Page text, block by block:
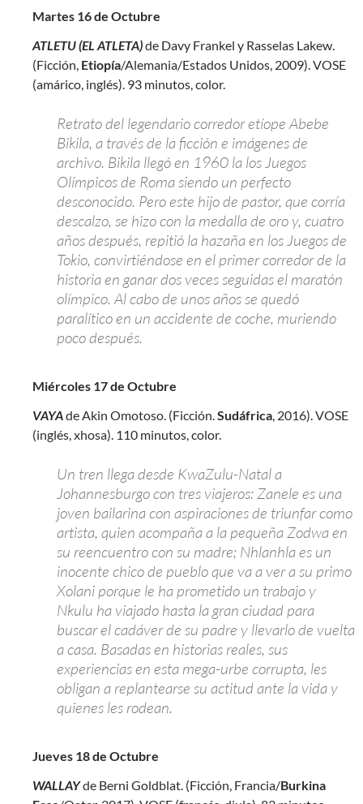
Martes 16 de Octubre
ATLETU (EL ATLETA)de Davy Frankel y Rasselas Lakew.
(Ficción, Etiopía/Alemania/Estados Unidos, 2009). VOSE
(amárico, inglés). 93 minutos, color.
Retrato del legendario corredor etíope Abebe
Bikila, a través de la ficción e imágenes de
archivo. Bikila llegó en 1960 la los Juegos
Olímpicos de Roma siendo un perfecto
desconocido. Pero este hijo de pastor, que corría
descalzo, se hizo con la medalla de oro y, cuatro
años después, repitió la hazaña en los Juegos de
Tokio, convirtiéndose en el primer corredor de la
historia en ganar dos veces seguidas el maratón
olímpico. Al cabo de unos años se quedó
paralítico en un accidente de coche, muriendo
poco después.
Miércoles 17 de Octubre
VAYAde Akin Omotoso. (Ficción.Sudáfrica, 2016). VOSE
(inglés, xhosa). 110 minutos, color.
Un tren llega desde KwaZulu-Natal a
Johannesburgo con tres viajeros: Zanele es una
joven bailarina con aspiraciones de triunfar como
artista, quien acompaña a la pequeña Zodwa en
su reencuentro con su madre; Nhlanhla es un
inocente chico de pueblo que va a ver a su primo
Xolani porque le ha prometido un trabajo y
Nkulu ha viajado hasta la gran ciudad para
buscar el cadáver de su padre y llevarlo de vuelta
a casa. Basadas en historias reales, sus
experiencias en esta mega-urbe corrupta, les
obligan a replantearse su actitud ante la vida y
quienes les rodean.
Jueves 18 de Octubre
WALLAYde Berni Goldblat. (Ficción, Francia/Burkina